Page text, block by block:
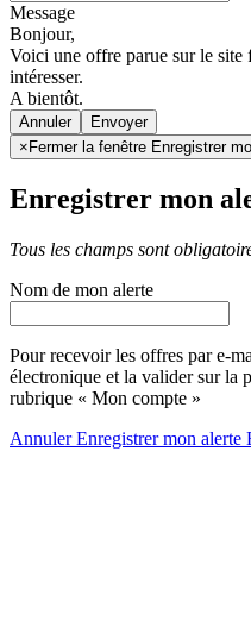
Message
Bonjour,
Voici une offre parue sur le site
intéresser.
A bientôt.
Annuler
× Fermer la fenêtre Enregistrer
Enregistrer mon
Tous les champs sont
Nom de mon alerte
Pour recevoir les offres par e-
électronique et la valider sur la
rubrique « Mon compte »
AnnulerEnregistrer mon alerte